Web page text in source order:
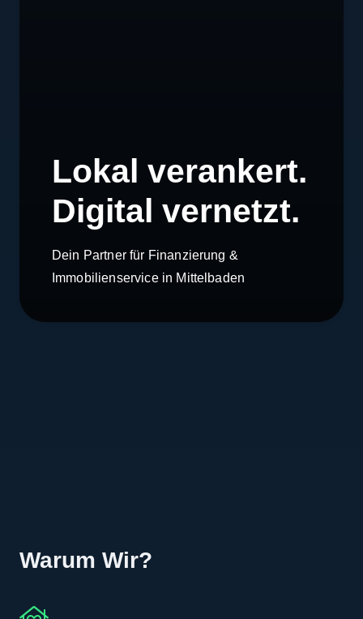
Lokal verankert.
Digital vernetzt.
Dein Partner für Finanzierung &
Immobilienservice in Mittelbaden
Warum Wir?